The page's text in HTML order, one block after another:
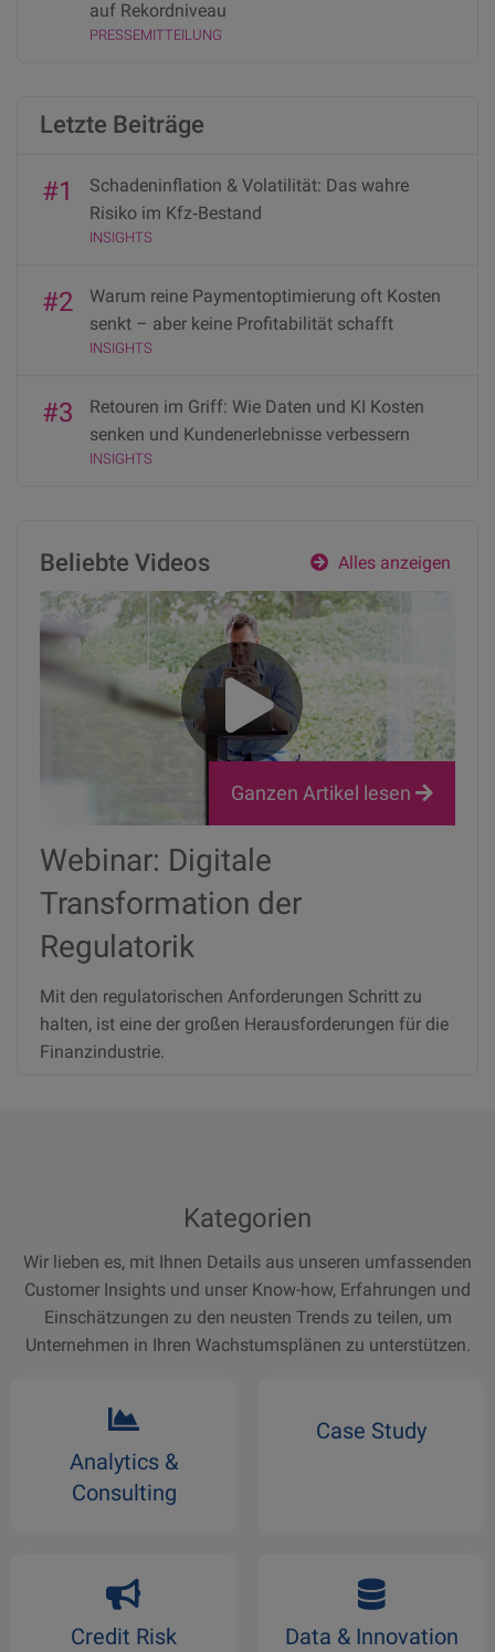
auf Rekordniveau
PRESSEMITTEILUNG
Letzte Beiträge
#1
Schadeninflation & Volatilität: Das wahre
Risiko im Kfz‑Bestand
INSIGHTS
#2
Warum reine Paymentoptimierung oft Kosten
senkt – aber keine Profitabilität schafft
INSIGHTS
#3
Retouren im Griff: Wie Daten und KI Kosten
senken und Kundenerlebnisse verbessern
INSIGHTS
Beliebte Videos Alles anzeigen
Ganzen Artikel lesen
Webinar: Digitale
Transformation der
Regulatorik
Mit den regulatorischen Anforderungen Schritt zu
halten, ist eine der großen Herausforderungen für die
Finanzindustrie.
Kategorien
Wir lieben es, mit Ihnen Details aus unseren umfassenden
Customer Insights und unser Know-how, Erfahrungen und
Einschätzungen zu den neusten Trends zu teilen, um
Unternehmen in Ihren Wachstumsplänen zu unterstützen.
Analytics &
Consulting
Case Study
Credit Risk Data & Innovation